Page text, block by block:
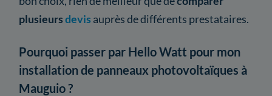
plusieursdevis auprès de différents prestataires.
Pourquoi passer par Hello Watt pour mon
installation de panneaux photovoltaïques à
Mauguio ?